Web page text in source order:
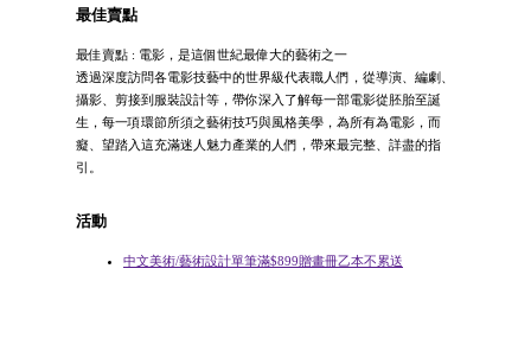
最佳賣點
最佳賣點 : 電影，是這個世紀最偉大的藝術之一
透過深度訪問各電影技藝中的世界級代表職人們，從導演、編劇、
攝影、剪接到服裝設計等，帶你深入了解每一部電影從胚胎至誕
生，每一項環節所須之藝術技巧與風格美學，為所有為電影，而
癡、望踏入這充滿迷人魅力產業的人們，帶來最完整、詳盡的指
引。
活動
中文美術/藝術設計單筆滿$899贈畫冊乙本不累送